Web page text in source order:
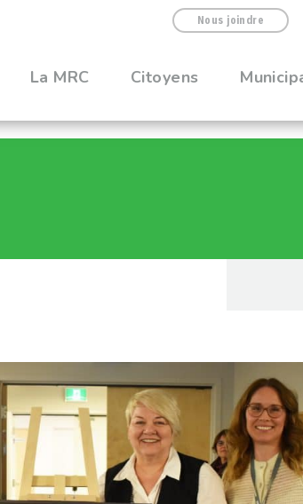
Nous joindre
La MRC Citoyens